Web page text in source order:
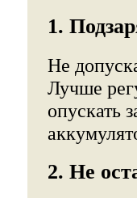
1.
Не
Лучше
опускать
2. Не